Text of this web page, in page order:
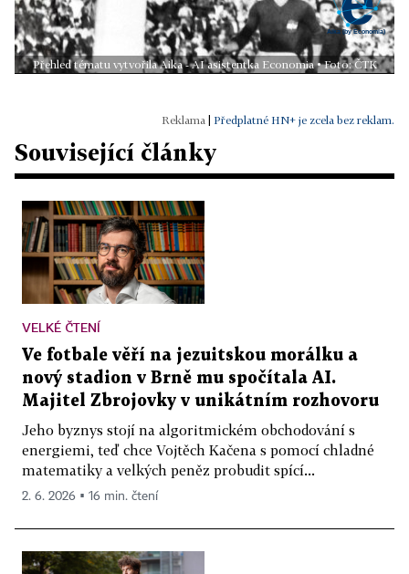
Přehled tématu vytvořila Aika - AI asistentka Economia • Foto: ČTK
Předplatné HN+ je zcela bez reklam.
Související články
VELKÉ ČTENÍ
Ve fotbale věří na jezuitskou morálku a
nový stadion v Brně mu spočítala AI.
Majitel Zbrojovky v unikátním rozhovoru
Jeho byznys stojí na algoritmickém obchodování s
energiemi, teď chce Vojtěch Kačena s pomocí chladné
matematiky a velkých peněz probudit spící...
2. 6. 2026 ▪ 16 min. čtení